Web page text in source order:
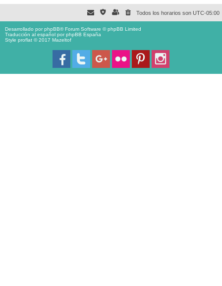
Todos los horarios son UTC-05:00
Desarrollado porphpBB® Forum Software © phpBB Limited
Traducción al español porphpBB España
Style proflat © 2017 Mazeltof